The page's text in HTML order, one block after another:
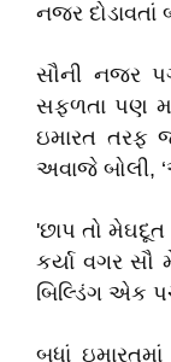
નજર દોડાવતાં
સૌની નજર
સફળતા પણ
ઇમારત તરફ
અવાજે બોલી,
'છાપ તો
કર્યા વગર સૌ
બિલ્ડિંગ એક
બધાં